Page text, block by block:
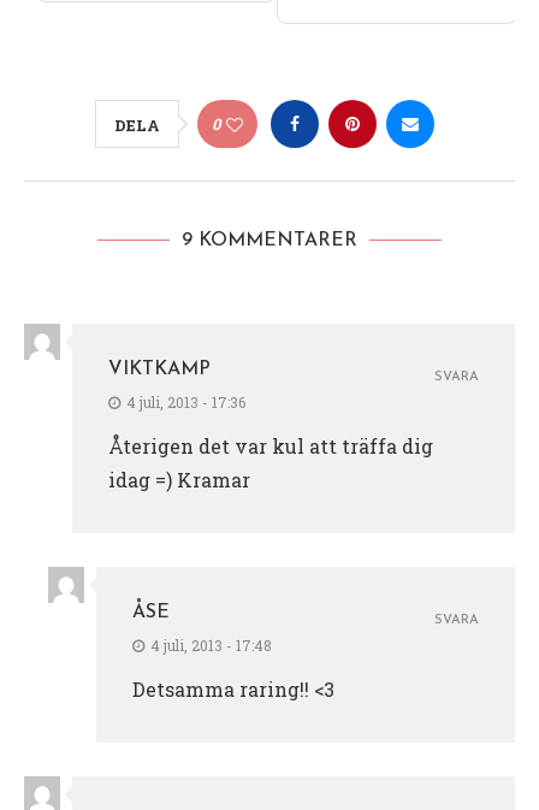
DELA 0
9 KOMMENTARER
VIKTKAMP
4 juli, 2013 - 17:36
Återigen det var kul att träffa dig
idag =) Kramar
SVARA
ÅSE
4 juli, 2013 - 17:48
Detsamma raring!! <3
SVARA